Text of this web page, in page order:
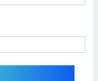
コンシェルジュ